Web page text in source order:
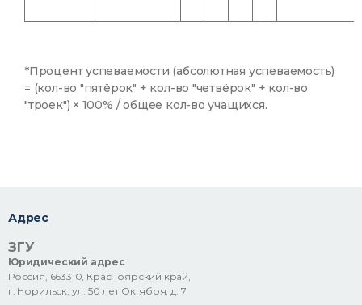
*Процент успеваемости (абсолютная успеваемость)
= (кол-во "пятёрок" + кол-во "четвёрок" + кол-во
"троек") × 100% / общее кол-во учащихся.
Адрес
ЗГУ
Юридический адрес
Россия, 663310, Красноярский край,
г. Норильск, ул. 50 лет Октября, д. 7